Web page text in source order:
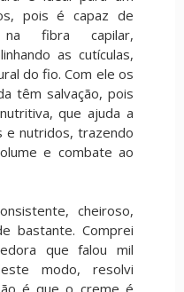
pois é capaz de
na fibra capilar,
as cutículas,
do fio. Com ele os
têm salvação, pois
que ajuda a
e nutridos, trazendo
e combate ao
cheiroso,
bastante. Comprei
que falou mil
modo, resolvi